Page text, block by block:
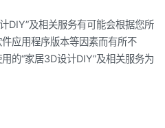
DIY”及相关服务有可能会根据您所
应用程序版本等因素而有所不
的“家居3D设计DIY”及相关服务为